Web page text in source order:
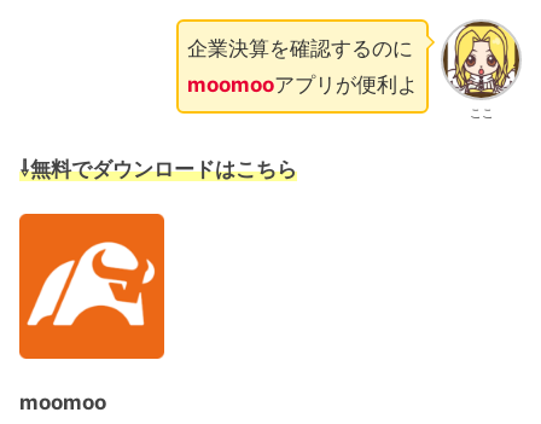
ここ
企業決算を確認するのに
moomooアプリが便利よ
⇩無料でダウンロードはこちら
moomoo